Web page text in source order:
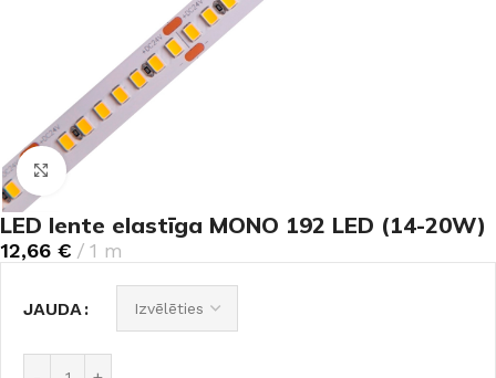
Noklikšķiniet, lai palielinātu
LED lente elastīga MONO 192 LED (14-20W)
12,66 € 1 m
JAUDA